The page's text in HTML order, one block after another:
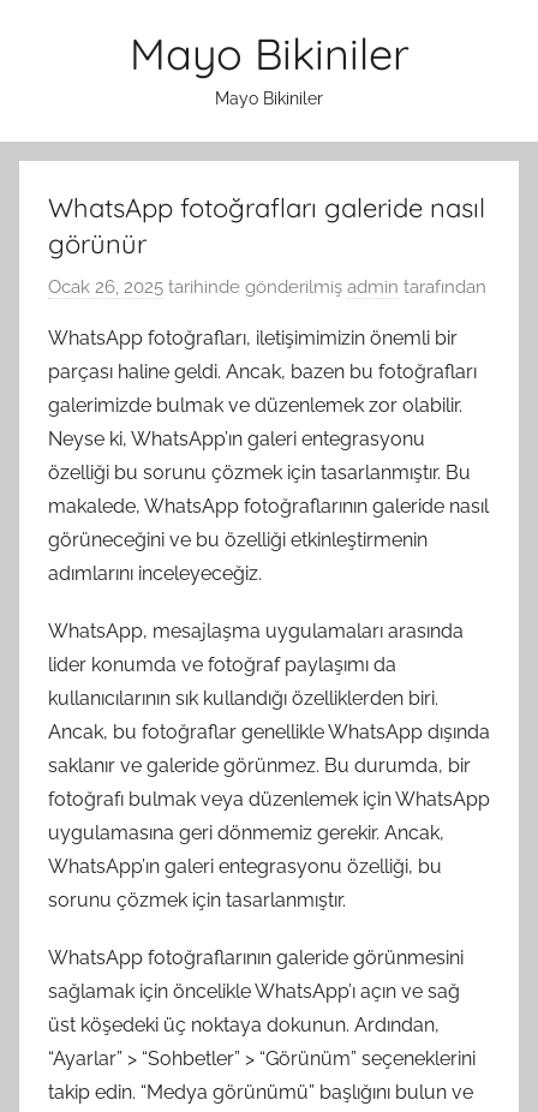
Mayo Bikiniler
Mayo Bikiniler
WhatsApp fotoğrafları galeride nasıl
görünür
Ocak 26, 2025 tarihinde gönderilmiş admin tarafından
WhatsApp fotoğrafları, iletişimimizin önemli bir
parçası haline geldi. Ancak, bazen bu fotoğrafları
galerimizde bulmak ve düzenlemek zor olabilir.
Neyse ki, WhatsApp’ın galeri entegrasyonu
özelliği bu sorunu çözmek için tasarlanmıştır. Bu
makalede, WhatsApp fotoğraflarının galeride nasıl
görüneceğini ve bu özelliği etkinleştirmenin
adımlarını inceleyeceğiz.
WhatsApp, mesajlaşma uygulamaları arasında
lider konumda ve fotoğraf paylaşımı da
kullanıcılarının sık kullandığı özelliklerden biri.
Ancak, bu fotoğraflar genellikle WhatsApp dışında
saklanır ve galeride görünmez. Bu durumda, bir
fotoğrafı bulmak veya düzenlemek için WhatsApp
uygulamasına geri dönmemiz gerekir. Ancak,
WhatsApp’ın galeri entegrasyonu özelliği, bu
sorunu çözmek için tasarlanmıştır.
WhatsApp fotoğraflarının galeride görünmesini
sağlamak için öncelikle WhatsApp’ı açın ve sağ
üst köşedeki üç noktaya dokunun. Ardından,
“Ayarlar” > “Sohbetler” > “Görünüm” seçeneklerini
takip edin. “Medya görünümü” başlığını bulun ve